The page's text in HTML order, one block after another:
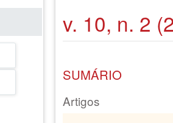
v. 10, n. 2
SUMÁRIO
Artigos